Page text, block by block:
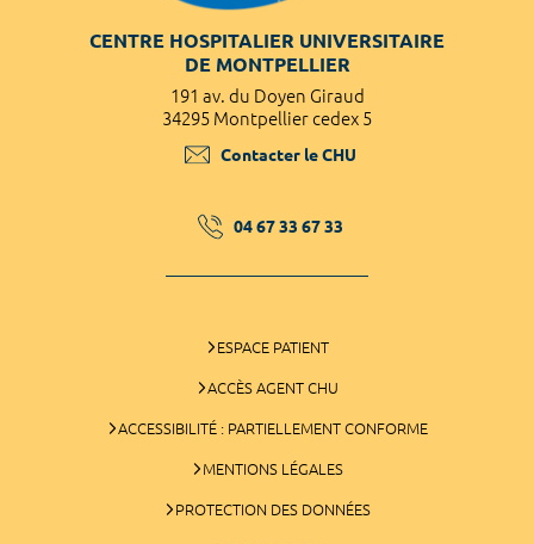
CENTRE HOSPITALIER UNIVERSITAIRE
DE MONTPELLIER
191 av. du Doyen Giraud
34295 Montpellier cedex 5
Contacter le CHU
04 67 33 67 33
ESPACE PATIENT
ACCÈS AGENT CHU
ACCESSIBILITÉ : PARTIELLEMENT CONFORME
MENTIONS LÉGALES
PROTECTION DES DONNÉES